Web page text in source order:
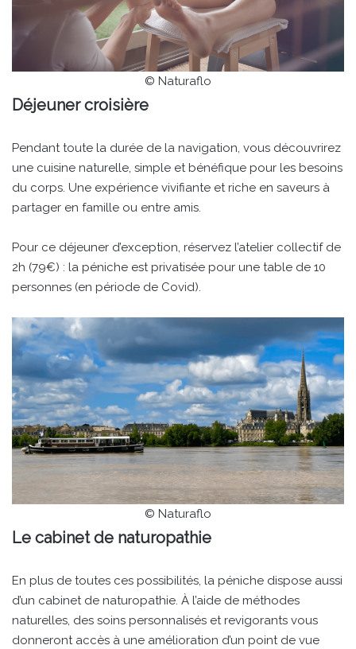
© Naturaflo
Déjeuner croisière
Pendant toute la durée de la navigation, vous découvrirez
une cuisine naturelle, simple et bénéfique pour les besoins
du corps. Une expérience vivifiante et riche en saveurs à
partager en famille ou entre amis.
Pour ce déjeuner d’exception, réservez l’atelier collectif de
2h (79€) : la péniche est privatisée pour une table de 10
personnes (en période de Covid).
© Naturaflo
Le cabinet de naturopathie
En plus de toutes ces possibilités, la péniche dispose aussi
d’un cabinet de naturopathie. À l’aide de méthodes
naturelles, des soins personnalisés et revigorants vous
donneront accès à une amélioration d’un point de vue